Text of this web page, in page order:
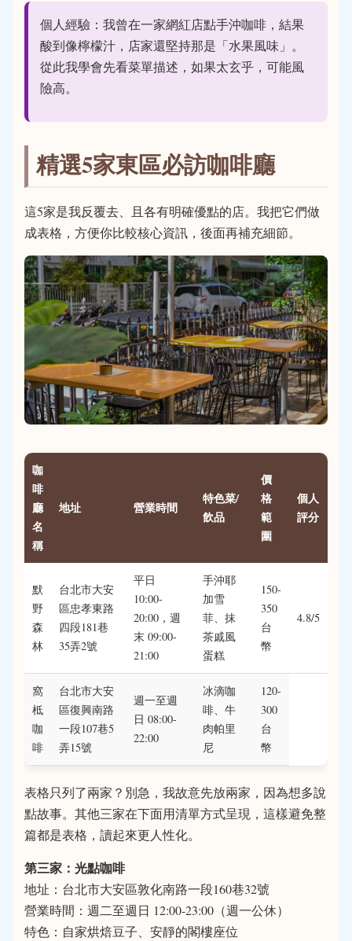
個人經驗：我曾在一家網紅店點手沖咖啡，結果
酸到像檸檬汁，店家還堅持那是「水果風味」。
從此我學會先看菜單描述，如果太玄乎，可能風
險高。
精選5家東區必訪咖啡廳
這5家是我反覆去、且各有明確優點的店。我把它們做
成表格，方便你比較核心資訊，後面再補充細節。
咖
啡
廳
名
稱
地址 營業時間
特色菜/
飲品
價
格
範
圍
個人
評分
默
野
森
林
台北市大安
區忠孝東路
四段181巷
35弄2號
平日
10:00-
20:00，週
末 09:00-
21:00
手沖耶
加雪
菲、抹
茶戚風
蛋糕
150-
350
台
幣
4.8/5
窩
柢
咖
啡
台北市大安
區復興南路
一段107巷5
弄15號
週一至週
日 08:00-
22:00
冰滴咖
啡、牛
肉帕里
尼
120-
300
台
幣
表格只列了兩家？別急，我故意先放兩家，因為想多說
點故事。其他三家在下面用清單方式呈現，這樣避免整
篇都是表格，讀起來更人性化。
第三家：光點咖啡
地址：台北市大安區敦化南路一段160巷32號
營業時間：週二至週日 12:00-23:00（週一公休）
特色：自家烘焙豆子、安靜的閣樓座位